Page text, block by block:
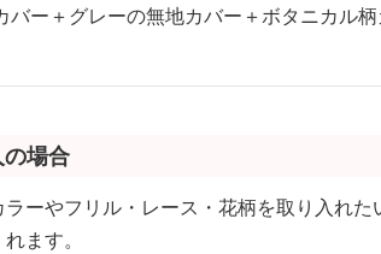
バー＋グレーの無地カバー＋ボタニカル
場合
ーやフリル・レース・花柄を取り入れた
ます。